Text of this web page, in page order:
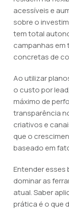
acessíveis e
sobre o
tem total
campanhas em
concretas de
Ao utilizar
o custo por
máximo de
transparência
criativos e
que o
baseado em
Entender esses
dominar as
atual. Saber
prática é o que